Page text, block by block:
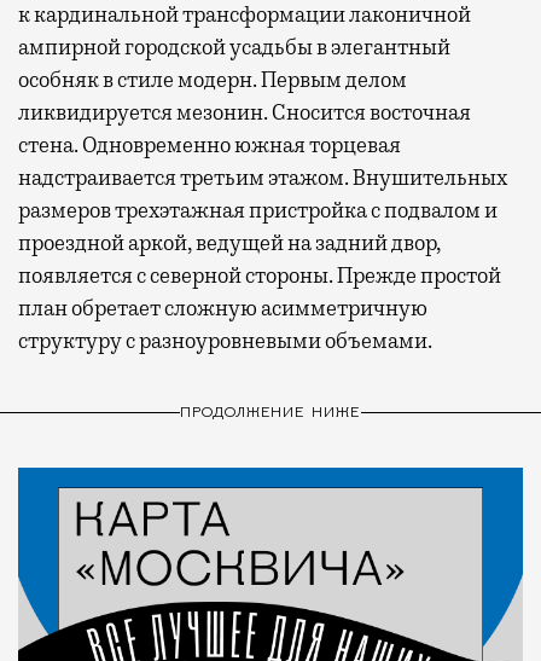
к кардинальной трансформации лаконичной
ампирной городской усадьбы в элегантный
особняк в стиле модерн. Первым делом
ликвидируется мезонин. Сносится восточная
стена. Одновременно южная торцевая
надстраивается третьим этажом. Внушительных
размеров трехэтажная пристройка с подвалом и
проездной аркой, ведущей на задний двор,
появляется с северной стороны. Прежде простой
план обретает сложную асимметричную
структуру с разноуровневыми объемами.
ПРОДОЛЖЕНИЕ НИЖЕ